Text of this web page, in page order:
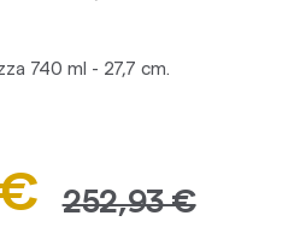
740 ml - 27,7 cm.
252,93 €